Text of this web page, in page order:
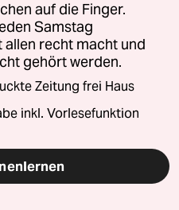
auf die Finger.
Samstag
recht macht und
gehört werden.
Zeitung frei Haus
inkl. Vorlesefunktion